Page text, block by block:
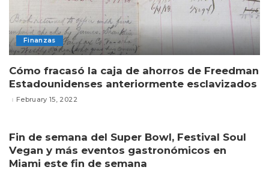
Finanzas
Cómo fracasó la caja de ahorros de Freedman
Estadounidenses anteriormente esclavizados
February 15, 2022
Fin de semana del Super Bowl, Festival Soul
Vegan y más eventos gastronómicos en
Miami este fin de semana